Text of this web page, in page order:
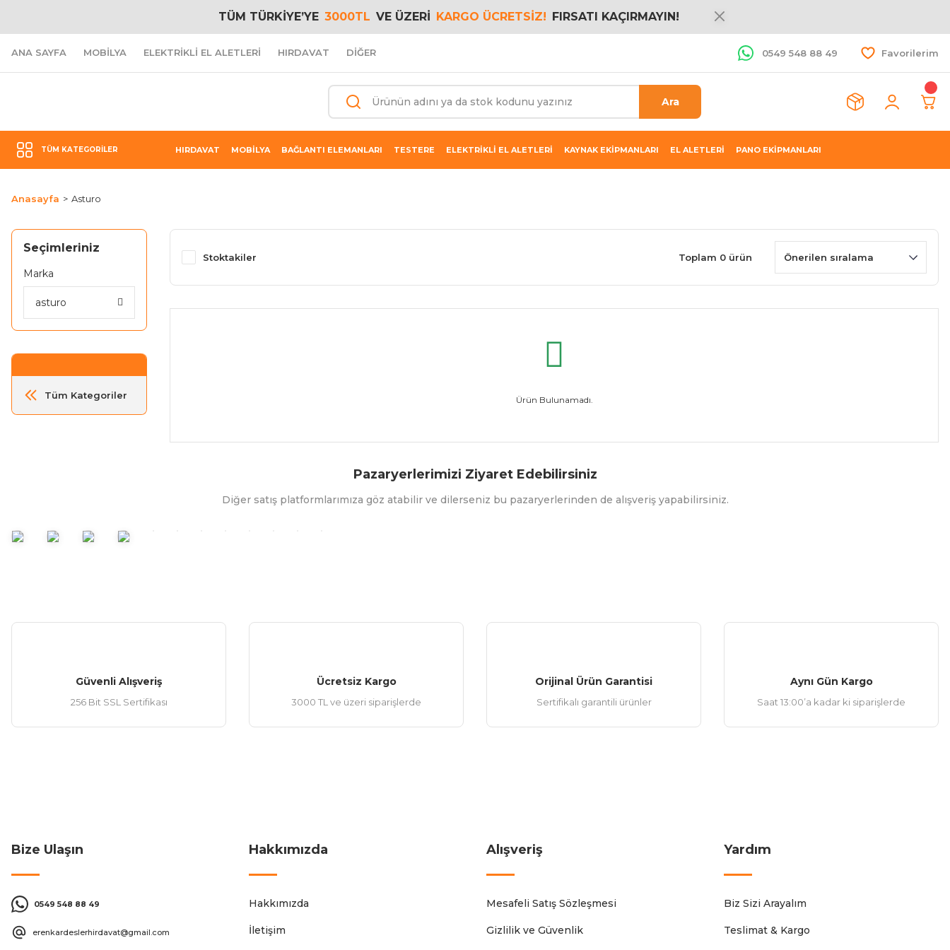
TÜM TÜRKİYE’YE 3000TL VE ÜZERİ KARGO ÜCRETSİZ! FIRSATI KAÇIRMAYIN!
ANA SAYFA MOBİLYA ELEKTRİKLİ EL ALETLERİ HIRDAVAT DİĞER 0549 548 88 49 Favorilerim
Ara
TÜM KATEGORILER HIRDAVAT MOBİLYA BAĞLANTI ELEMANLARI TESTERE ELEKTRİKLİ EL ALETLERİ KAYNAK EKİPMANLARI EL ALETLERİ PANO EKİPMANLARI
Anasayfa Asturo
Seçimleriniz
Marka
asturo
Tüm Kategoriler
Stoktakiler Toplam 0 ürün
Ürün Bulunamadı.
Pazaryerlerimizi Ziyaret Edebilirsiniz
Diğer satış platformlarımıza göz atabilir ve dilerseniz bu pazaryerlerinden de alışveriş yapabilirsiniz.
Güvenli Alışveriş
256 Bit SSL Sertifikası
Ücretsiz Kargo
3000 TL ve üzeri siparişlerde
Orijinal Ürün Garantisi
Sertifikalı garantili ürünler
Aynı Gün Kargo
Saat 13:00’a kadar ki siparişlerde
Bize Ulaşın
0549 548 88 49
erenkardeslerhirdavat@gmail.com
Hakkımızda
Hakkımızda
İletişim
Alışveriş
Mesafeli Satış Sözleşmesi
Gizlilik ve Güvenlik
Yardım
Biz Sizi Arayalım
Teslimat & Kargo